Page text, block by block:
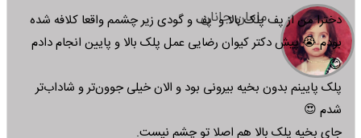
مامان جانان
دخترا من از پف پلک بالا و پف و گودی زیر چشمم واقعا کلافه شده
بودم 😭 پیش دکتر کیوان رضایی عمل پلک بالا و پایین انجام دادم
😊
پلک پایینم بدون بخیه بیرونی بود و الان خیلی جوون‌تر و شاداب‌تر
شدم 😍
جای بخیه پلک بالا هم اصلا تو چشم نیست.